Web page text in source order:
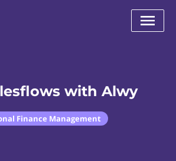
with Alwy
Finance Management